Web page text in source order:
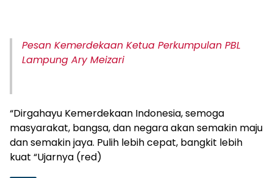
Pesan Kemerdekaan Ketua Perkumpulan PBL
Lampung Ary Meizari
“Dirgahayu Kemerdekaan Indonesia, semoga
masyarakat, bangsa, dan negara akan semakin maju
dan semakin jaya. Pulih lebih cepat, bangkit lebih
kuat “Ujarnya (red)